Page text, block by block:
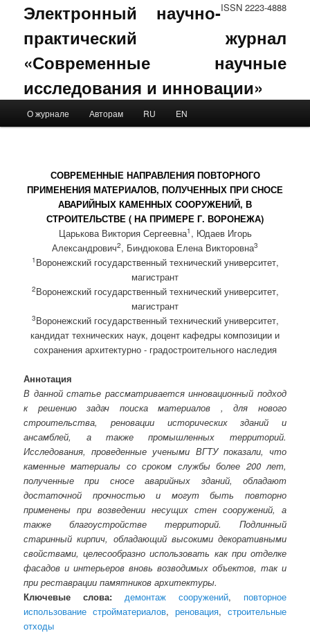
ISSN 2223-4888
Электронный научно-
практический журнал
«Современные научные
исследования и инновации»
Skip to primary content
Skip to secondary content
О журнале Авторам RU EN
СОВРЕМЕННЫЕ НАПРАВЛЕНИЯ ПОВТОРНОГО
ПРИМЕНЕНИЯ МАТЕРИАЛОВ, ПОЛУЧЕННЫХ ПРИ СНОСЕ
АВАРИЙНЫХ КАМЕННЫХ СООРУЖЕНИЙ, В
СТРОИТЕЛЬСТВЕ ( НА ПРИМЕРЕ Г. ВОРОНЕЖА)
Царькова Виктория Сергеевна1 , Юдаев Игорь
Александрович2, Биндюкова Елена Викторовна3
1 Воронежский государственный технический университет,
магистрант
2Воронежский государственный технический университет,
магистрант
3Воронежский государственный технический университет,
кандидат технических наук, доцент кафедры композиции и
сохранения архитектурно - градостроительного наследия
Аннотация
В данной статье рассматривается инновационный подход
к решению задач поиска материалов , для нового
строительства, реновации исторических зданий и
ансамблей, а также промышленных территорий.
Исследования, проведенные учеными ВГТУ показали, что
каменные материалы со сроком службы более 200 лет,
полученные при сносе аварийных зданий, обладают
достаточной прочностью и могут быть повторно
применены при возведении несущих стен сооружений, а
также благоустройстве территорий. Подлинный
старинный кирпич, обладающий высокими декоративными
свойствами, целесообразно использовать как при отделке
фасадов и интерьеров вновь возводимых объектов, так и
при реставрации памятников архитектуры.
Ключевые слова:
демонтаж сооружений, повторное
использование стройматериалов, реновация, строительные
отходы